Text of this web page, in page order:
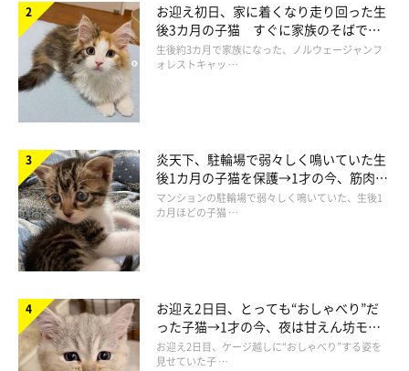
梅ちゃんってどんなコ？
お迎え初日、家に着くなり走り回った生
後3カ月の子猫 すぐに家族のそばで落
ち着く姿に「迎えてよかった」
生後約3カ月で家族になった、ノルウェージャンフ
ォレストキャッ …
炎天下、駐輪場で弱々しく鳴いていた生
後1カ月の子猫を保護→1才の今、筋肉質
でツンデレなコに成長
マンションの駐輪場で弱々しく鳴いていた、生後1
カ月ほどの子猫 …
お迎え2日目、とっても“おしゃべり”だ
った子猫→1才の今、夜は甘えん坊モー
ドになるコに成長！
お迎え2日目、ケージ越しに“おしゃべり”する姿を
見せていた子 …